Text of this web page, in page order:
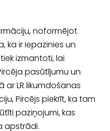
noformējot
ka ir iepazinies un
izmantoti, lai
pasūtījumu un
LR likumdošanas
Pircējs piekrīt, ka tam
paziņojumi, kas
apstrādi.